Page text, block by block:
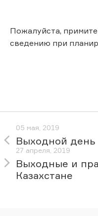
Пожалуйста,
сведению при
05 мая, 2019
Выходной день
27 апреля, 2019
Выходные и
Казахстане